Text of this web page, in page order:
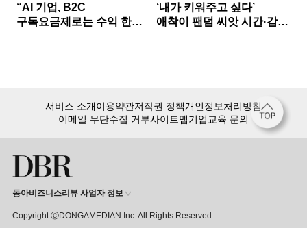
“AI 기업, B2C
구독요금제로는 수익 한계
‘내가 키워주고 싶다’
애착이 팬덤 씨앗 시간·감정
서비스 소개이용약관저작권 정책개인정보처리방침
이메일 무단수집 거부사이트맵기업교육 문의
동아비즈니스리뷰 사업자 정보
Copyright ⒸDONGAMEDIAN Inc. All Rights Reserved